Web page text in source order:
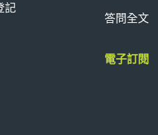
記
答問全文
電子訂閱